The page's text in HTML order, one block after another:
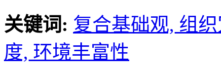
关键词: 复合基础观, 组
度, 环境丰富性